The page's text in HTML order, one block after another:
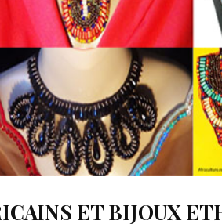
ET BIJOUX